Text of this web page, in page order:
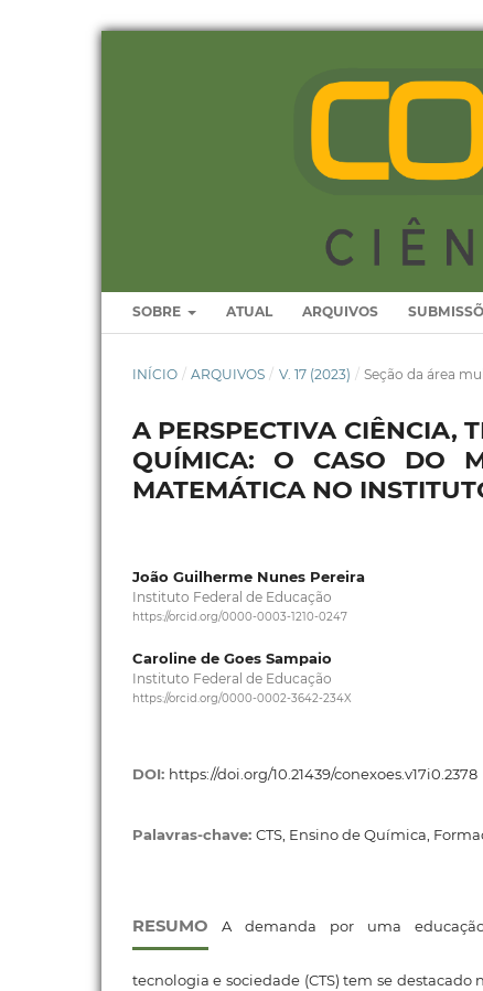
SOBRE ATUAL ARQUIVOS
INÍCIO / ARQUIVOS / V. 17 (2023) / Seção da área
A PERSPECTIVA CIÊNCIA,
QUÍMICA: O CASO DO
MATEMÁTICA NO
João Guilherme Nunes Pereira
Instituto Federal de Educação
https://orcid.org/0000-0003-1210-0247
Caroline de Goes Sampaio
Instituto Federal de Educação
https://orcid.org/0000-0002-3642-234X
DOI: https://doi.org/10.21439/conexoes.v17i0.2378
Palavras-chave: CTS, Ensino de Química,
RESUMO A demanda por uma
tecnologia e sociedade (CTS) tem se destacado